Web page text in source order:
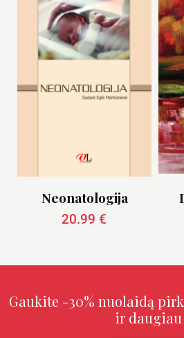
Neonatologija
20.99 €
Gaukite -30% nuolaidą
ir daugiau